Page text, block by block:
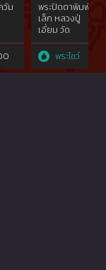
วัม
พระปิดตาพิมพ์
เล็ก หลวงปู่
เอี่ยม วัด
สะพานสูง
พระโชว์